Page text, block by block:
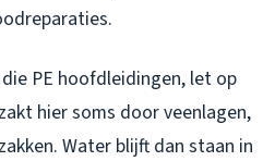
PE hoofdleidingen, let op
hier soms door veenlagen,
Water blijft dan staan in